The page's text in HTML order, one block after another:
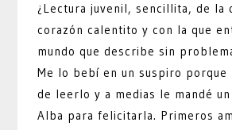
¿Lectura juvenil, sencillita, de la
corazón calentito y con la que
mundo que describe sin
Me lo bebí en un suspiro porque
de leerlo y a medias le mandé un
Alba para felicitarla. Primeros